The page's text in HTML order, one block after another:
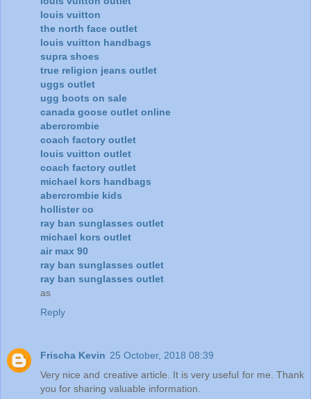
louis vuitton
the north face outlet
louis vuitton handbags
supra shoes
true religion jeans outlet
uggs outlet
ugg boots on sale
canada goose outlet online
abercrombie
coach factory outlet
louis vuitton outlet
coach factory outlet
michael kors handbags
abercrombie kids
hollister co
ray ban sunglasses outlet
michael kors outlet
air max 90
ray ban sunglasses outlet
ray ban sunglasses outlet
as
Reply
Frischa Kevin 25 October, 2018 08:39
Very nice and creative article. It is very useful for me. Thank
you for sharing valuable information.